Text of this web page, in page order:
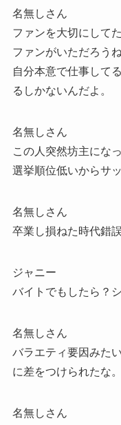
名無しさん
ファンを大切にして
ファンがいただろうね
自分本意で仕事して
るしかないんだよ。
名無しさん
この人突然坊主にな
選挙順位低いからサ
名無しさん
卒業し損ねた時代錯
ジャニー
バイトでもしたら？
名無しさん
バラエティ要因みた
に差をつけられたな。
名無しさん